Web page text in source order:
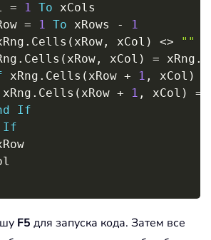
= 1 To xCols
= 1 To xRows -
1
. Cells ( xRow, xCol ) <> ""
. Cells ( xRow, xCol ) = xRng .
xRng . Cells ( xRow + 1 , xCol )
. Cells ( xRow + 1 , xCol ) =
If
If
xRow
F5 для запуска кода. Затем все